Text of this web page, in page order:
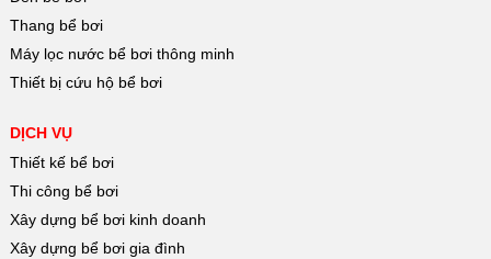
Thang bể bơi
Máy lọc nước bể bơi thông minh
Thiết bị cứu hộ bể bơi
DỊCH VỤ
Thiết kế bể bơi
Thi công bể bơi
Xây dựng bể bơi kinh doanh
Xây dựng bể bơi gia đình